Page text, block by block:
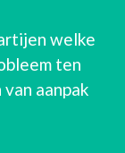
welke
ten
aanpak